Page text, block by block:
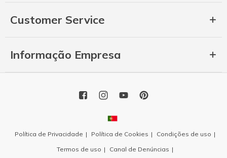
Customer Service
Informação Empresa
Política de Privacidade Política de Cookies
Condições de uso
Termos de uso
Canal de Denúncias